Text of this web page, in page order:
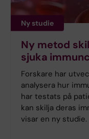
Ny studie
Ny metod
sjuka
Forskare har
analysera hur
har testats på
kan skilja deras
visar en ny studie.